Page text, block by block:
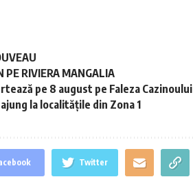
PE RIVIERA MANGALIA
pe 8 august pe Faleza Cazinoului
la localitățile din Zona 1
Twitter